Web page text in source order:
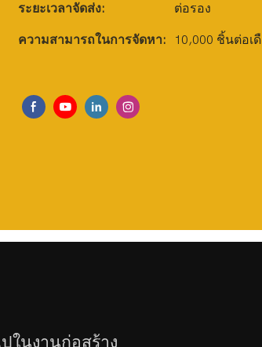
ระยะเวลาจัดส่ง: ต่อรอง
ความสามารถในการจัดหา: 10,000 ชิ้นต่อเ
ในงานก่อสร้าง